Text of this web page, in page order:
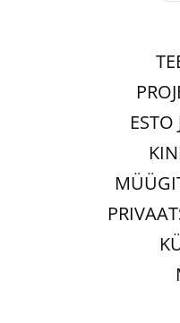
ESTO